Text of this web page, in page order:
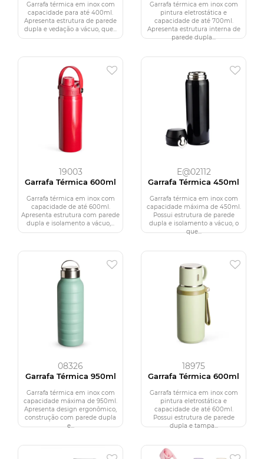
Garrafa térmica em inox com
capacidade para até 400ml.
Apresenta estrutura de parede
dupla e vedação a vácuo, que...
Garrafa térmica em inox com
pintura eletrostática e
capacidade de até 700ml.
Apresenta estrutura interna de
parede dupla...
19003
Garrafa Térmica 600ml
Garrafa térmica em inox com
capacidade de até 600ml.
Apresenta estrutura com parede
dupla e isolamento a vácuo,...
E@02112
Garrafa Térmica 450ml
Garrafa térmica em inox com
capacidade máxima de 450ml.
Possui estrutura de parede
dupla e isolamento a vácuo, o
que...
08326
Garrafa Térmica 950ml
Garrafa térmica em inox com
capacidade máxima de 950ml.
Apresenta design ergonômico,
construção com parede dupla
e...
18975
Garrafa Térmica 600ml
Garrafa térmica em inox com
pintura eletrostática e
capacidade de até 600ml.
Possui estrutura de parede
dupla e tampa...